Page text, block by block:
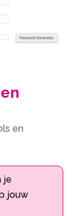
en
je
jouw